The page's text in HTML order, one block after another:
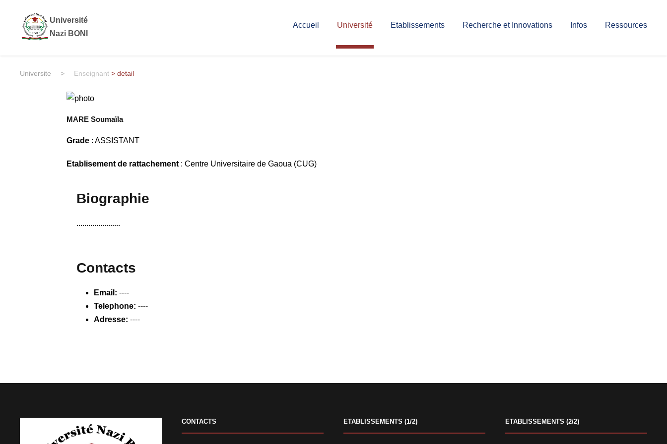
Université
Nazi BONI
Accueil Université Etablissements Recherche et Innovations Infos Ressources
Universite > Enseignant > detail
MARE Soumaïla
Grade : ASSISTANT
Etablisement de rattachement: Centre Universitaire de Gaoua (CUG)
Biographie
......................
Contacts
Email: ----
Telephone: ----
Adresse: ----
CONTACTS ETABLISSEMENTS (1/2) ETABLISSEMENTS (2/2)